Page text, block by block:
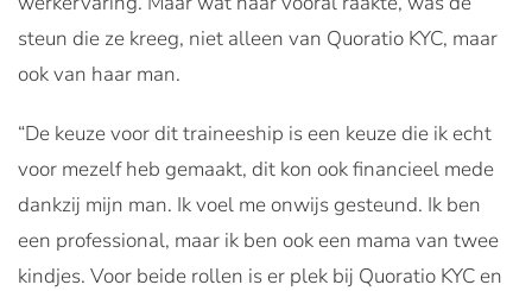
steun die ze kreeg, niet alleen van Quoratio KYC, maar
ook van haar man.
“De keuze voor dit traineeship is een keuze die ik echt
voor mezelf heb gemaakt, dit kon ook financieel mede
dankzij mijn man. Ik voel me onwijs gesteund. Ik ben
een professional, maar ik ben ook een mama van twee
kindjes. Voor beide rollen is er plek bij Quoratio KYC en